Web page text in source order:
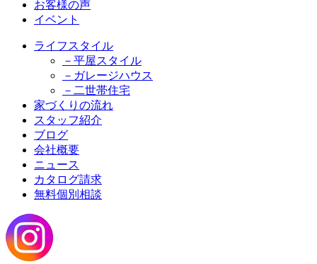
お客様の声
イベント
ライフスタイル
－平屋スタイル
－ガレージハウス
－二世帯住宅
家づくりの流れ
スタッフ紹介
ブログ
会社概要
ニュース
カタログ請求
無料個別相談